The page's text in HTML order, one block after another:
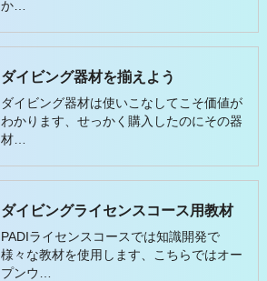
か…
ダイビング器材を揃えよう
ダイビング器材は使いこなしてこそ価値が
わかります、せっかく購入したのにその器
材…
ダイビングライセンスコース用教材
PADIライセンスコースでは知識開発で
様々な教材を使用します、こちらではオー
プンウ…